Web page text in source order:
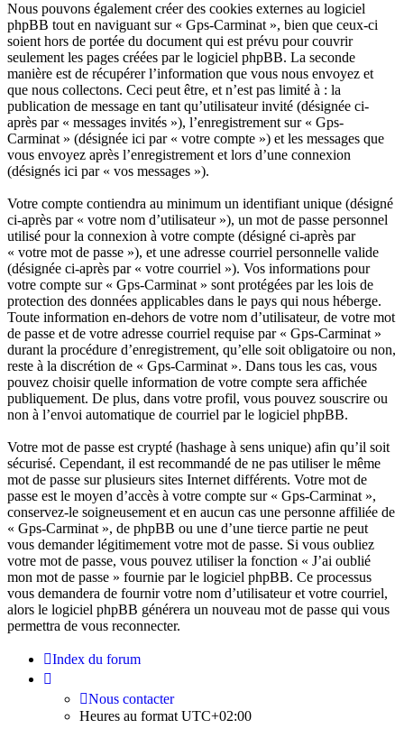
Nous pouvons également créer des cookies externes au logiciel
phpBB tout en naviguant sur « Gps-Carminat », bien que ceux-ci
soient hors de portée du document qui est prévu pour couvrir
seulement les pages créées par le logiciel phpBB. La seconde
manière est de récupérer l’information que vous nous envoyez et
que nous collectons. Ceci peut être, et n’est pas limité à : la
publication de message en tant qu’utilisateur invité (désignée ci-
après par « messages invités »), l’enregistrement sur « Gps-
Carminat » (désignée ici par « votre compte ») et les messages que
vous envoyez après l’enregistrement et lors d’une connexion
(désignés ici par « vos messages »).
Votre compte contiendra au minimum un identifiant unique (désigné
ci-après par « votre nom d’utilisateur »), un mot de passe personnel
utilisé pour la connexion à votre compte (désigné ci-après par
« votre mot de passe »), et une adresse courriel personnelle valide
(désignée ci-après par « votre courriel »). Vos informations pour
votre compte sur « Gps-Carminat » sont protégées par les lois de
protection des données applicables dans le pays qui nous héberge.
Toute information en-dehors de votre nom d’utilisateur, de votre mot
de passe et de votre adresse courriel requise par « Gps-Carminat »
durant la procédure d’enregistrement, qu’elle soit obligatoire ou non,
reste à la discrétion de « Gps-Carminat ». Dans tous les cas, vous
pouvez choisir quelle information de votre compte sera affichée
publiquement. De plus, dans votre profil, vous pouvez souscrire ou
non à l’envoi automatique de courriel par le logiciel phpBB.
Votre mot de passe est crypté (hashage à sens unique) afin qu’il soit
sécurisé. Cependant, il est recommandé de ne pas utiliser le même
mot de passe sur plusieurs sites Internet différents. Votre mot de
passe est le moyen d’accès à votre compte sur « Gps-Carminat »,
conservez-le soigneusement et en aucun cas une personne affiliée de
« Gps-Carminat », de phpBB ou une d’une tierce partie ne peut
vous demander légitimement votre mot de passe. Si vous oubliez
votre mot de passe, vous pouvez utiliser la fonction « J’ai oublié
mon mot de passe » fournie par le logiciel phpBB. Ce processus
vous demandera de fournir votre nom d’utilisateur et votre courriel,
alors le logiciel phpBB générera un nouveau mot de passe qui vous
permettra de vous reconnecter.
Index du forum
Nous contacter
Heures au format UTC+02:00